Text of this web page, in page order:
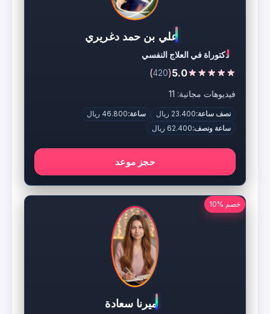
علي بن حمد دغريري
دكتوراة في العلاج النفسي
5.0
(
420
)
فيديوهات مجانية: 11
نصف ساعة:23.400 ريال ساعة:46.800 ريال
ساعة ونصف:62.400 ريال
حجز موعد
خصم %10
ميرنا سعادة